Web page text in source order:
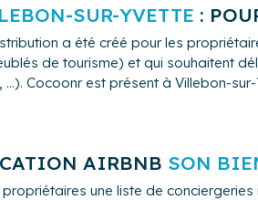
SUR-YVETTE :
a été créé pour les
de tourisme) et qui souhaitent
Cocoonr est présent à Villebon-
AIRBNB SON
une liste de